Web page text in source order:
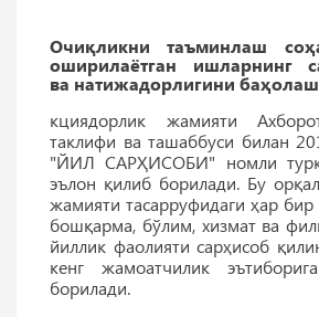
Oчиқликни таъминлаш
оширилаётган ишларнинг
ва натижадорлигини
кциядорлик жамияти
таклифи ва ташаббуси билан
"ЙИЛ САРҲИСОБИ" номли
эълон қилиб борилади. Бу
жамияти тасарруфидаги ҳар
бошқарма, бўлим, хизмат ва
йиллик фаолияти сарҳисоб
кенг жамоатчилик
борилади.